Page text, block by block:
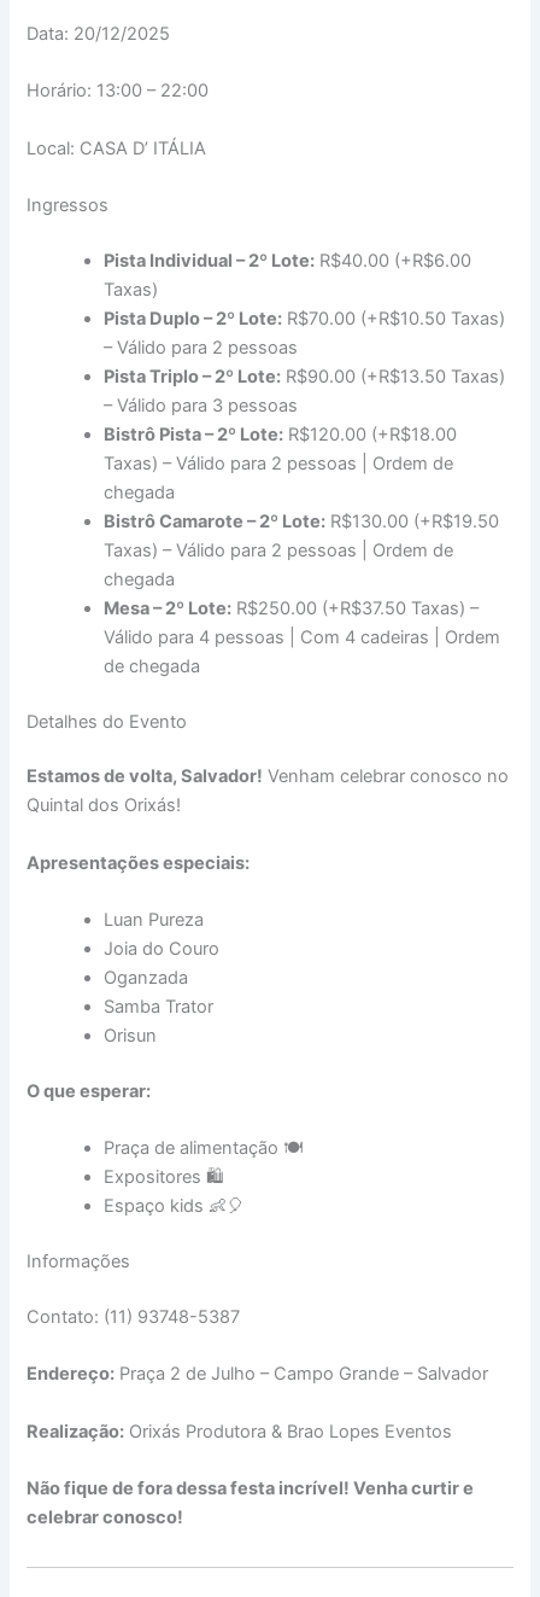
Data: 20/12/2025
Horário: 13:00 – 22:00
Local: CASA D’ ITÁLIA
Ingressos
Pista Individual – 2º Lote: R$40.00 (+R$6.00
Taxas)
Pista Duplo – 2º Lote: R$70.00 (+R$10.50 Taxas)
– Válido para 2 pessoas
Pista Triplo – 2º Lote: R$90.00 (+R$13.50 Taxas)
– Válido para 3 pessoas
Bistrô Pista – 2º Lote: R$120.00 (+R$18.00
Taxas) – Válido para 2 pessoas | Ordem de
chegada
Bistrô Camarote – 2º Lote: R$130.00 (+R$19.50
Taxas) – Válido para 2 pessoas | Ordem de
chegada
Mesa – 2º Lote: R$250.00 (+R$37.50 Taxas) –
Válido para 4 pessoas | Com 4 cadeiras | Ordem
de chegada
Detalhes do Evento
Estamos de volta, Salvador! Venham celebrar conosco no
Quintal dos Orixás!
Apresentações especiais:
Luan Pureza
Joia do Couro
Oganzada
Samba Trator
Orisun
O que esperar:
Praça de alimentação 🍽️
Expositores 🛍️
Espaço kids 👶🎈
Informações
Contato: (11) 93748-5387
Endereço: Praça 2 de Julho – Campo Grande – Salvador
Realização: Orixás Produtora & Brao Lopes Eventos
Não fique de fora dessa festa incrível! Venha curtir e
celebrar conosco!